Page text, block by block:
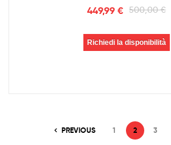
500,00€
449,99 €
Richiedi la disponibilità
PREVIOUS 1 2 3